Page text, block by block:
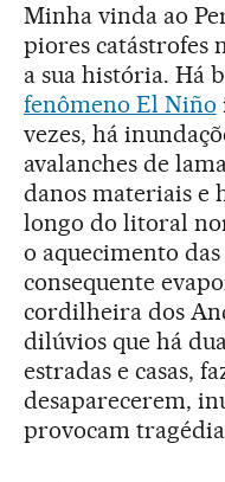
Minha vinda ao
piores catástrofes
a sua história. Há
fenômeno El Niño
vezes, há
avalanches de
danos materiais e
longo do litoral
o aquecimento das
consequente
cordilheira dos
dilúvios que há
estradas e casas,
desaparecerem,
provocam